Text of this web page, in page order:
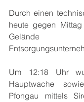
Durch einen
heute gegen
Um 12:18 Uhr
Hauptwache
Pfongau mittels